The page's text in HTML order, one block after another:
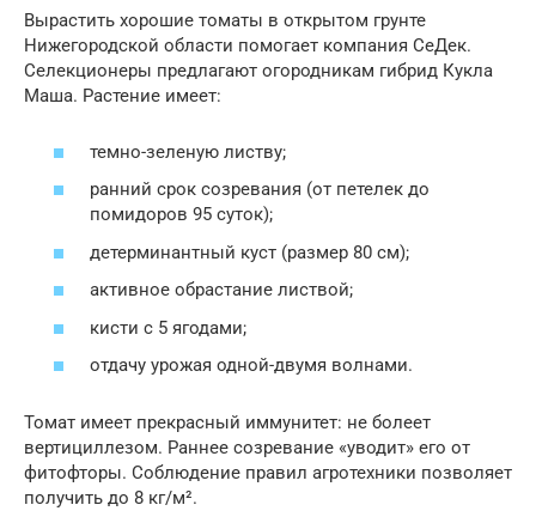
Вырастить хорошие томаты в открытом грунте
Нижегородской области помогает компания СеДек.
Селекционеры предлагают огородникам гибрид Кукла
Маша. Растение имеет:
темно-зеленую листву;
ранний срок созревания (от петелек до
помидоров 95 суток);
детерминантный куст (размер 80 см);
активное обрастание листвой;
кисти с 5 ягодами;
отдачу урожая одной-двумя волнами.
Томат имеет прекрасный иммунитет: не болеет
вертициллезом. Раннее созревание «уводит» его от
фитофторы. Соблюдение правил агротехники позволяет
получить до 8 кг/м².